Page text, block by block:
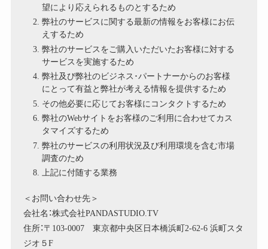
望により応えられるものとするため
弊社のサービスに関する最新の情報をお客様にお伝
えするため
弊社のサービスをご購入いただいたお客様に対する
サービスを実施するため
弊社及び弊社のビジネス･パートナーからのお客様
にとって有益と弊社が考える情報を提供するため
その他必要に応じてお客様にコンタクトするため
弊社のWebサイトをお客様のご利用に合わせてカス
タマイズするため
弊社のサービスの利用状況及び利用環境を含む市場
調査のため
上記に付随する業務
＜お問い合わせ先＞
会社名：株式会社PANDASTUDIO.TV
住所：〒103-0007 東京都中央区日本橋浜町2-62-6 浜町スタ
ジオ５F